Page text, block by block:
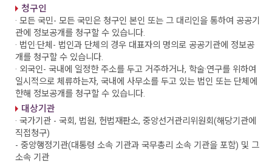
청구인
· 모든 국민- 모든 국민은 청구인 본인 또는 그 대리인을 통하여 공공기
관에 정보공개를 청구할 수 있습니다.
· 법인·단체 - 법인과 단체의 경우 대표자의 명의로 공공기관에 정보공
개를 청구할 수 있습니다.
· 외국인- 국내에 일정한 주소를 두고 거주하거나, 학술·연구를 위하여
일시적으로 체류하는자, 국내에 사무소를 두고 있는 법인 또는 단체에
한해 정보공개를 청구할 수 있습니다.
대상기관
· 국가기관 - 국회, 법원, 헌법재판소, 중앙선거관리위원회(해당기관에
직접청구)
- 중앙행정기관(대통령 소속 기관과 국무총리 소속 기관을 포함) 및 그
소속 기관